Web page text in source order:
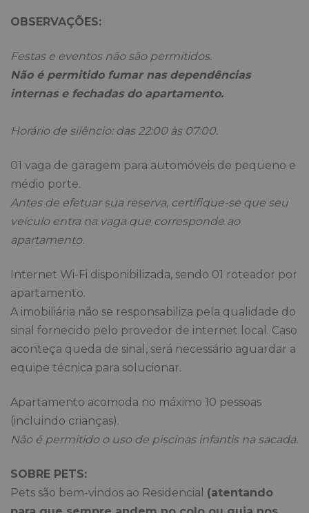
OBSERVAÇÕES:
Festas e eventos não são permitidos.
Não é permitido fumar nas dependências
internas e fechadas do apartamento.
Horário de silêncio: das 22:00 às 07:00.
01 vaga de garagem para automóveis de pequeno e
médio porte.
Antes de efetuar sua reserva, certifique-se que seu
veículo entra na vaga que corresponde ao
apartamento.
Internet Wi-Fi disponibilizada, sendo 01 roteador por
apartamento.
A imobiliária não se responsabiliza pela qualidade do
sinal fornecido pelo provedor de internet local. Caso
aconteça queda de sinal, será necessário aguardar a
equipe técnica para solucionar.
Apartamento acomoda no máximo 10 pessoas
(incluindo crianças).
Não é permitido o uso de piscinas infantis na sacada.
SOBRE PETS:
Pets são bem-vindos ao Residencial (atentando